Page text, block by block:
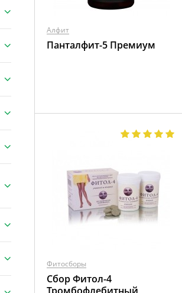
Алфит
Панталфит-5 Премиум
Фитосборы
Сбор Фитол-4